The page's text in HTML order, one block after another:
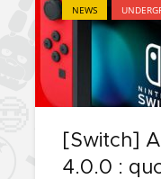
NEWS
[Switch]
4.0.0 :